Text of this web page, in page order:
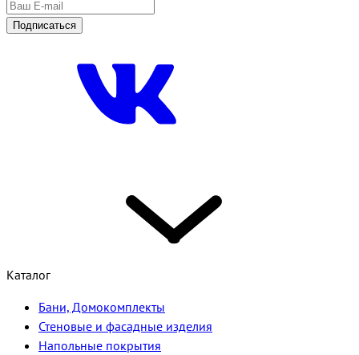
Подписаться
Каталог
Бани, Домокомплекты
Стеновые и фасадные изделия
Напольные покрытия